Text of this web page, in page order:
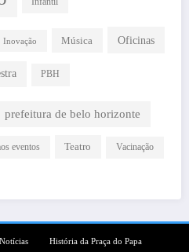
Inovação Música Oficinas
PBH
prefeitura de belo horizonte
eventos Teatro Vacinação
Notícias
História da Praça do Papa